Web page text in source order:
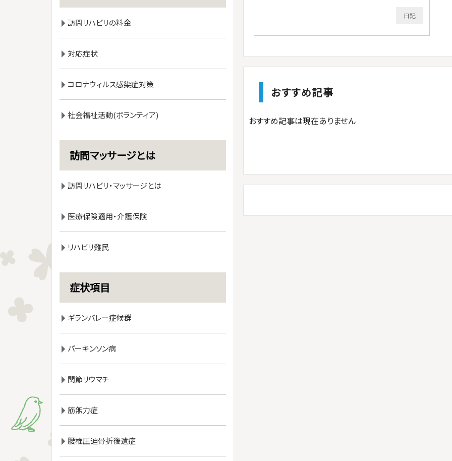
日記
おすすめ記事
おすすめ記事は現在ありません
訪問リハビリの料金
対応症状
コロナウィルス感染症対策
社会福祉活動(ボランティア)
訪問マッサージとは
訪問リハビリ・マッサージとは
医療保険適用・介護保険
リハビリ難民
症状項目
ギランバレー症候群
パーキンソン病
関節リウマチ
筋無力症
腰椎圧迫骨折後遺症